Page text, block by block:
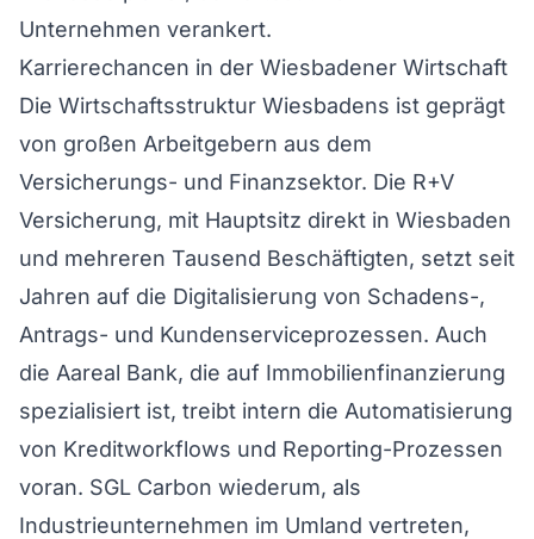
Unternehmen verankert.
Karrierechancen in der Wiesbadener Wirtschaft
Die Wirtschaftsstruktur Wiesbadens ist geprägt
von großen Arbeitgebern aus dem
Versicherungs- und Finanzsektor. Die R+V
Versicherung, mit Hauptsitz direkt in Wiesbaden
und mehreren Tausend Beschäftigten, setzt seit
Jahren auf die Digitalisierung von Schadens-,
Antrags- und Kundenserviceprozessen. Auch
die Aareal Bank, die auf Immobilienfinanzierung
spezialisiert ist, treibt intern die Automatisierung
von Kreditworkflows und Reporting-Prozessen
voran. SGL Carbon wiederum, als
Industrieunternehmen im Umland vertreten,